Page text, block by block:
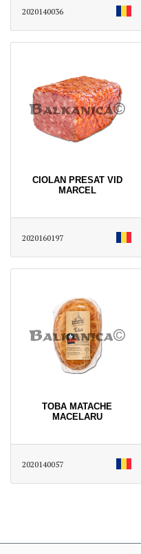
2020140036
CIOLAN PRESAT VID
MARCEL
2020160197
TOBA MATACHE
MACELARU
2020140057